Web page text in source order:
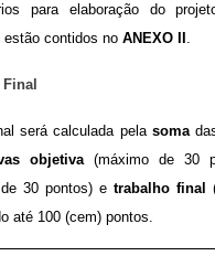
para elaboração do
estão contidos noANEXO II .
será calculada pela soma
objetiva(máximo de 30
30 pontos) e trabalho final
até 100 (cem) pontos.